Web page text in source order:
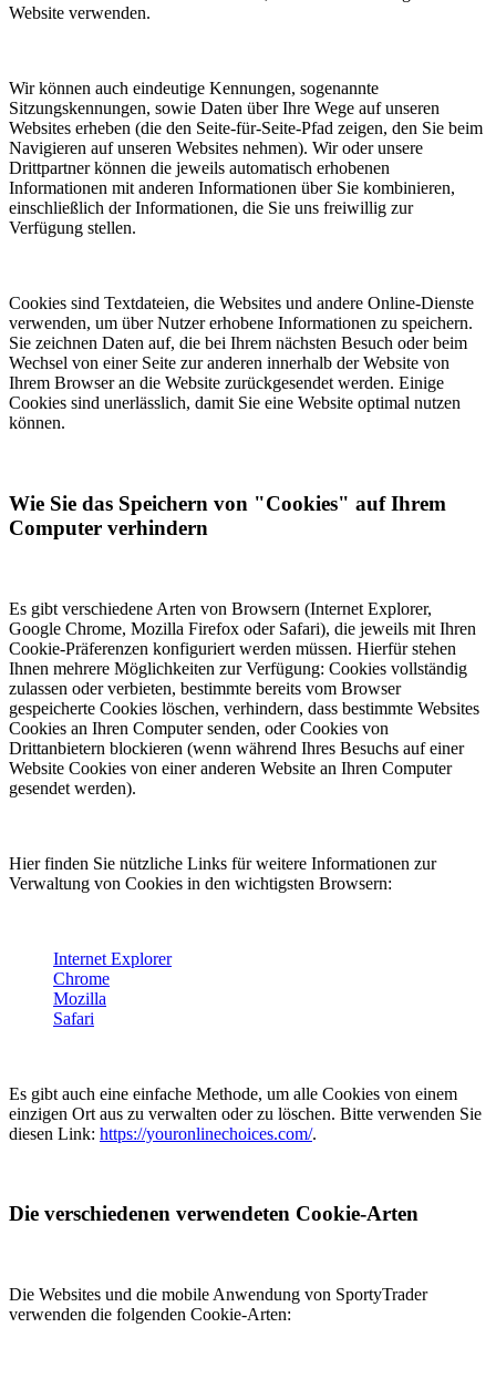
Website verwenden.
Wir können auch eindeutige Kennungen, sogenannte
Sitzungskennungen, sowie Daten über Ihre Wege auf unseren
Websites erheben (die den Seite-für-Seite-Pfad zeigen, den Sie beim
Navigieren auf unseren Websites nehmen). Wir oder unsere
Drittpartner können die jeweils automatisch erhobenen
Informationen mit anderen Informationen über Sie kombinieren,
einschließlich der Informationen, die Sie uns freiwillig zur
Verfügung stellen.
Cookies sind Textdateien, die Websites und andere Online-Dienste
verwenden, um über Nutzer erhobene Informationen zu speichern.
Sie zeichnen Daten auf, die bei Ihrem nächsten Besuch oder beim
Wechsel von einer Seite zur anderen innerhalb der Website von
Ihrem Browser an die Website zurückgesendet werden. Einige
Cookies sind unerlässlich, damit Sie eine Website optimal nutzen
können.
Wie Sie das Speichern von "Cookies" auf Ihrem
Computer verhindern
Es gibt verschiedene Arten von Browsern (Internet Explorer,
Google Chrome, Mozilla Firefox oder Safari), die jeweils mit Ihren
Cookie-Präferenzen konfiguriert werden müssen. Hierfür stehen
Ihnen mehrere Möglichkeiten zur Verfügung: Cookies vollständig
zulassen oder verbieten, bestimmte bereits vom Browser
gespeicherte Cookies löschen, verhindern, dass bestimmte Websites
Cookies an Ihren Computer senden, oder Cookies von
Drittanbietern blockieren (wenn während Ihres Besuchs auf einer
Website Cookies von einer anderen Website an Ihren Computer
gesendet werden).
Hier finden Sie nützliche Links für weitere Informationen zur
Verwaltung von Cookies in den wichtigsten Browsern:
Internet Explorer
Chrome
Mozilla
Safari
Es gibt auch eine einfache Methode, um alle Cookies von einem
einzigen Ort aus zu verwalten oder zu löschen. Bitte verwenden Sie
diesen Link: https://youronlinechoices.com/.
Die verschiedenen verwendeten Cookie-Arten
Die Websites und die mobile Anwendung von SportyTrader
verwenden die folgenden Cookie-Arten: